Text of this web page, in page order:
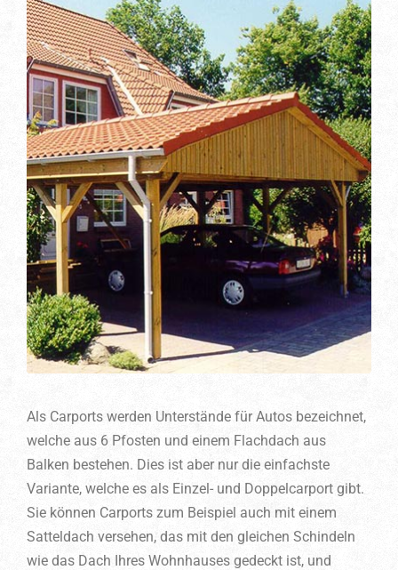
Als Carports werden Unterstände für Autos bezeichnet,
welche aus 6 Pfosten und einem Flachdach aus
Balken bestehen. Dies ist aber nur die einfachste
Variante, welche es als Einzel- und Doppelcarport gibt.
Sie können Carports zum Beispiel auch mit einem
Satteldach versehen, das mit den gleichen Schindeln
wie das Dach Ihres Wohnhauses gedeckt ist, und